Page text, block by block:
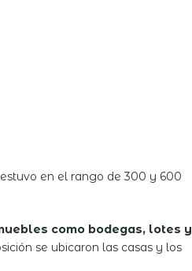
en el rango de 300 y 600
como bodegas, lotes y
se ubicaron las casas y los